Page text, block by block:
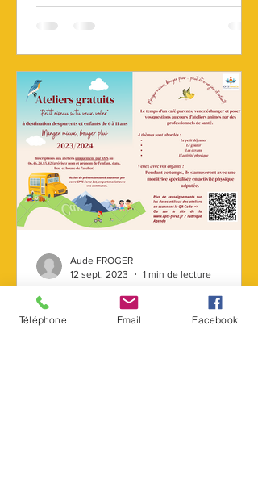
La meilleur méthode pour
agir : la prévention!
Aude FROGER
12 sept. 2023
1 min de lecture
Téléphone Email Facebook